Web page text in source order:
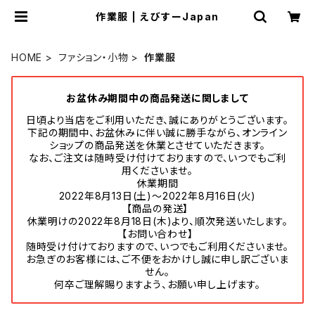
作業服 | えびすーJapan
HOME ファション・小物 作業服
お盆休み期間中の商品発送に関しまして
日頃より当店をご利用いただき、誠にありがとうございます。
下記の期間中、お盆休みに伴い誠に勝手ながら、オンライン
ショップの商品発送を休業とさせていただきます。
なお、ご注文は随時受け付けておりますので、いつでもご利
用くださいませ。
休業期間
2022年8月13日(土)～2022年8月16日(火)
【商品の発送】
休業明けの2022年8月18日(木)より、順次発送いたします。
【お問い合わせ】
随時受け付けておりますので、いつでもご利用くださいませ。
お急ぎのお客様には、ご不便をおかけし誠に申し訳ございま
せん。
何卒ご理解賜りますよう、お願い申し上げます。